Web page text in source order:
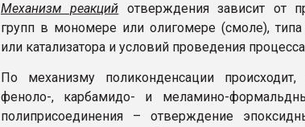
Механизм реакций отверждения зависит от
групп в мономере или олигомере (смоле), типа
или катализатора и условий проведения
По механизму поликонденсации
феноло-, карбамидо- и меламино-
полиприсоединения – отверждение